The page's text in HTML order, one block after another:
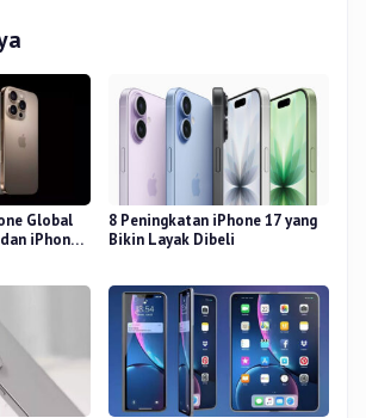
Global
iPhone
8 Peningkatan iPhone 17 yang
Bikin Layak Dibeli